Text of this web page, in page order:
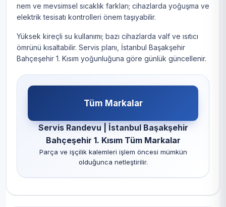
nem ve mevsimsel sıcaklık farkları; cihazlarda yoğuşma ve
elektrik tesisatı kontrolleri önem taşıyabilir.
Yüksek kireçli su kullanımı; bazı cihazlarda valf ve ısıtıcı
ömrünü kısaltabilir. Servis planı, İstanbul Başakşehir
Bahçeşehir 1. Kısım yoğunluğuna göre günlük güncellenir.
Tüm Markalar
Servis Randevu | İstanbul Başakşehir
Bahçeşehir 1. Kısım Tüm Markalar
Parça ve işçilik kalemleri işlem öncesi mümkün
olduğunca netleştirilir.